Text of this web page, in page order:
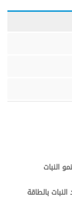
النبات
بالطاقة